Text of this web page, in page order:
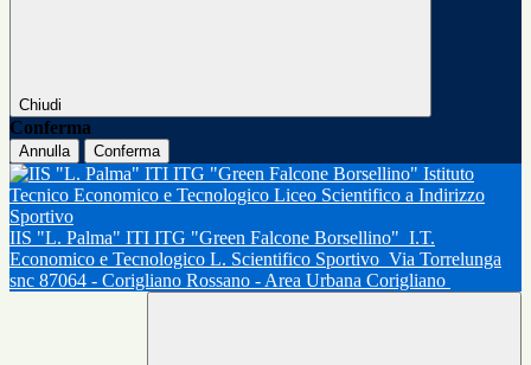
Chiudi
Conferma
Annulla Conferma
IIS "L. Palma" ITI ITG "Green Falcone Borsellino" I.T.
Economico e Tecnologico L. Scientifico Sportivo Via Torrelunga
snc 87064 - Corigliano Rossano - Area Urbana Corigliano